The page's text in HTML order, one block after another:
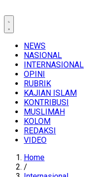
NEWS
NASIONAL
INTERNASIONAL
OPINI
RUBRIK
KAJIAN ISLAM
KONTRIBUSI
MUSLIMAH
KOLOM
REDAKSI
VIDEO
Home
/